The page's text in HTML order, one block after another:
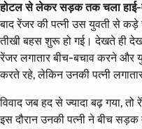
होटल से लेकर सड़क तक चला हाई-
बाद रेंजर की पत्नी उस युवती से
तीखी बहस शुरू हो गई। देखते ही
रेंजर लगातार बीच-बचाव करने और
करते रहे, लेकिन उनकी पत्नी
विवाद जब हद से ज्यादा बढ़ गया,
इस दौरान उनकी पत्नी ने बीच